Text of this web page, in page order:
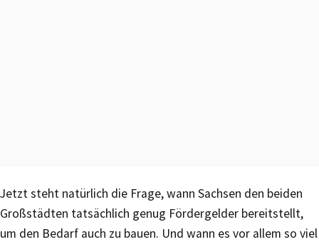
Jetzt steht natürlich die Frage, wann Sachsen den beiden
Großstädten tatsächlich genug Fördergelder bereitstellt,
um den Bedarf auch zu bauen. Und wann es vor allem so viel